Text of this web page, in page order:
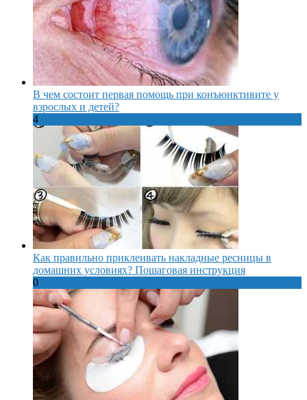
В чем состоит первая помощь при конъюнктивите у
взрослых и детей?
4
Как правильно приклеивать накладные ресницы в
домашних условиях? Пошаговая инструкция
0